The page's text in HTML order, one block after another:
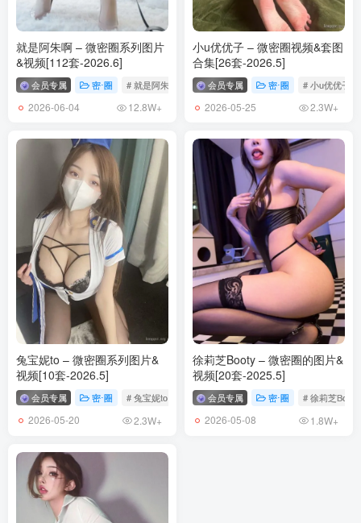
就是阿朱啊 – 微密圈系列图片
&视频[112套-2026.6]
会员专属 密⋅圈 # 就是阿朱啊
2026-06-04 12.8W+
小u优优子 – 微密圈视频&套图
合集[26套-2026.5]
会员专属 密⋅圈 # 小u优优子
2026-05-25 2.3W+
兔宝妮to – 微密圈系列图片&
视频[10套-2026.5]
会员专属 密⋅圈 # 兔宝妮to
2026-05-20 2.3W+
徐莉芝Booty – 微密圈的图片&
视频[20套-2025.5]
会员专属 密⋅圈 # 徐莉芝Booty
2026-05-08 1.8W+